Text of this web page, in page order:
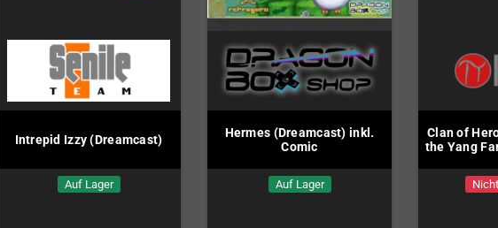
Intrepid Izzy (Dreamcast)
Auf Lager
Hermes (Dreamcast) inkl.
Comic
Auf Lager
Clan of
the Yang